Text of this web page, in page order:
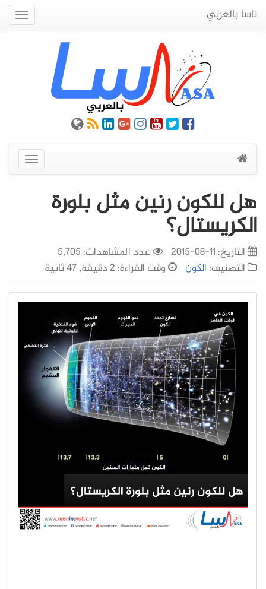
ناسا بالعربي
عرض
القائمة
هل للكون رنين مثل بلورة
الكريستال؟
التاريخ: 11-08-2015
عدد المشاهدات: 5,705
التصنيف: الكون وقت القراءة: 2 دقيقة, 47 ثانية